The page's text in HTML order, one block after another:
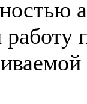
работу